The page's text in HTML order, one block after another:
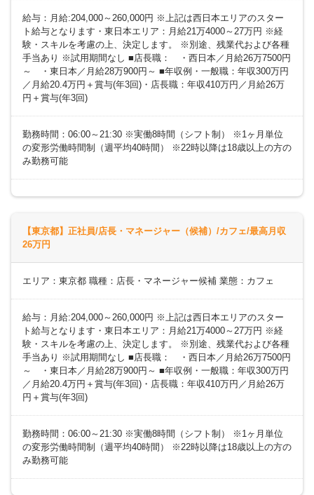
給与：月給:204,000～260,000円 ※上記は西日本エリアのスター
ト給与となります・東日本エリア：月給21万4000～27万円 ※経
験・スキルを考慮の上、決定します。 ※別途、残業代および各種
手当あり ※試用期間なし ■店長職： ・西日本／月給26万7500円
～ ・東日本／月給28万900円～ ■年収例・一般職：年収300万円
／月給20.4万円＋賞与(年3回)・店長職：年収410万円／月給26万
円＋賞与(年3回)
勤務時間：06:00～21:30 ※実働8時間（シフト制） ※1ヶ月単位
の変形労働時間制（週平均40時間） ※22時以降は18歳以上の方の
み勤務可能
【東京都】正社員/店長・マネージャー（候補）/カフェ/最高月収
26万円
エリア：東京都 職種：店長・マネージャー候補 業態：カフェ
給与：月給:204,000～260,000円 ※上記は西日本エリアのスター
ト給与となります・東日本エリア：月給21万4000～27万円 ※経
験・スキルを考慮の上、決定します。 ※別途、残業代および各種
手当あり ※試用期間なし ■店長職： ・西日本／月給26万7500円
～ ・東日本／月給28万900円～ ■年収例・一般職：年収300万円
／月給20.4万円＋賞与(年3回)・店長職：年収410万円／月給26万
円＋賞与(年3回)
勤務時間：06:00～21:30 ※実働8時間（シフト制） ※1ヶ月単位
の変形労働時間制（週平均40時間） ※22時以降は18歳以上の方の
み勤務可能